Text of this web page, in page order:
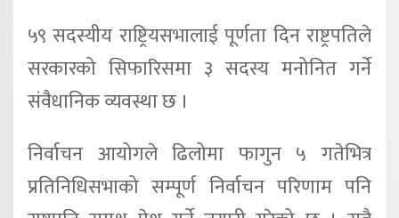
५९ सदस्यीय राष्ट्रियसभालाई पूर्णता दिन राष्ट्रपतिले
सरकारको सिफारिसमा ३ सदस्य मनोनित गर्ने
संवैधानिक व्यवस्था छ ।
निर्वाचन आयोगले ढिलोमा फागुन ५ गतेभित्र
प्रतिनिधिसभाको सम्पूर्ण निर्वाचन परिणाम पनि